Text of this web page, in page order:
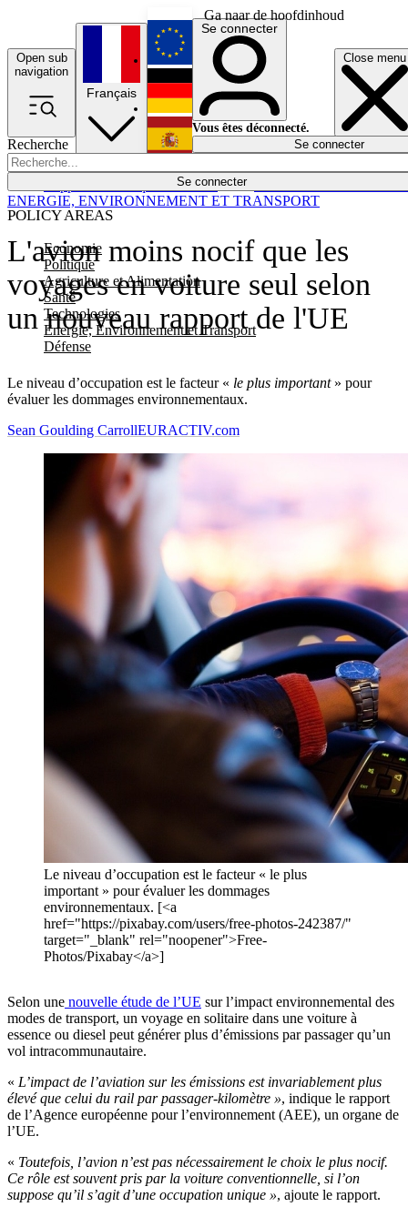
Ga naar de hoofdinhoud
Open sub
navigation
Close menu
Recherche
Se connecter
POLICY AREAS
Economie
Politique
Agriculture et Alimentation
Santé
Technologies
Energie, Environnement et Transport
Défense
Économie
Français
English
Deutsch
Español
Se connecter
Vous êtes déconnecté.
Se connecter
L'avion moins nocif que les
voyages en voiture seul selon
un nouveau rapport de l'UE
Le niveau d’occupation est le facteur « le plus important» pour
évaluer les dommages environnementaux.
ENERGIE, ENVIRONNEMENT ET TRANSPORT
Sean Goulding CarrollEURACTIV.com
Le niveau d’occupation est le facteur « le plus
important » pour évaluer les dommages
environnementaux. [<a
href="https://pixabay.com/users/free-photos-242387/"
target="_blank" rel="noopener">Free-
Photos/Pixabay</a>]
Selon une nouvelle étude de l’UE sur l’impact environnemental des
modes de transport, un voyage en solitaire dans une voiture à
essence ou diesel peut générer plus d’émissions par passager qu’un
vol intracommunautaire.
« L’impact de l’aviation sur les émissions est invariablement plus
élevé que celui du rail par passager-kilomètre », indique le rapport
de l’Agence européenne pour l’environnement (AEE), un organe de
l’UE.
« Toutefois, l’avion n’est pas nécessairement le choix le plus nocif.
Ce rôle est souvent pris par la voiture conventionnelle, si l’on
suppose qu’il s’agit d’une occupation unique », ajoute le rapport.